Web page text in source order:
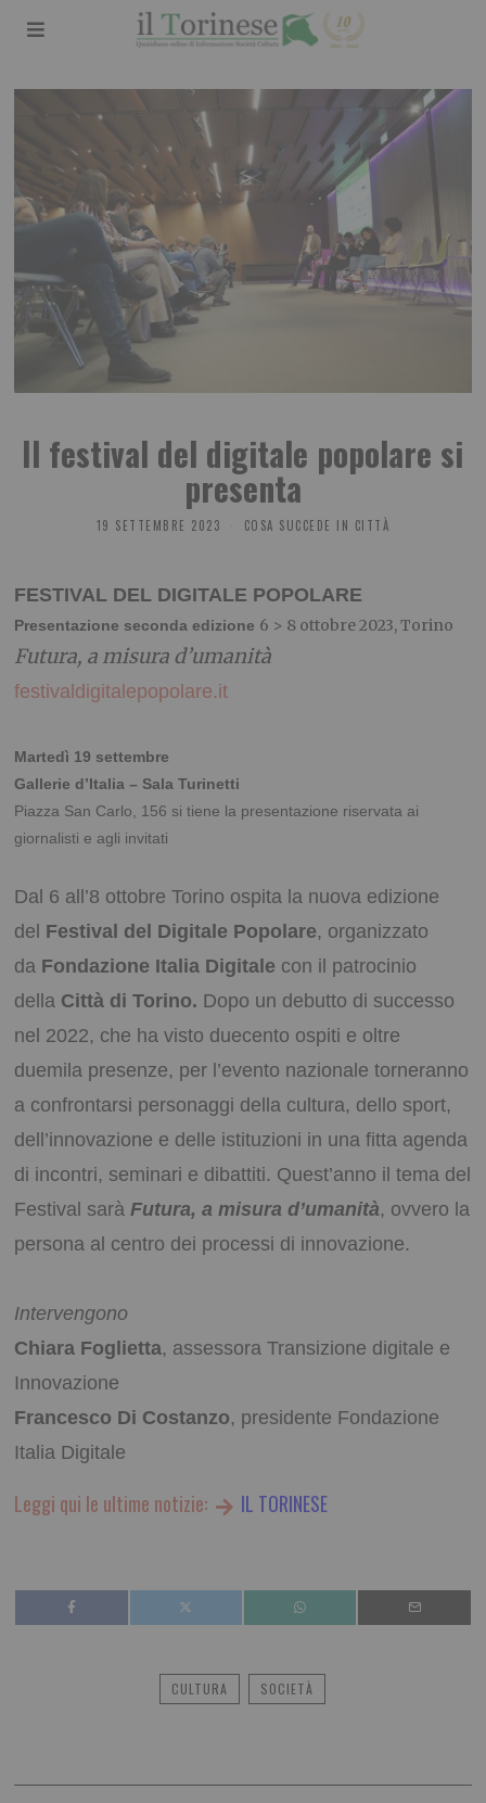
Il festival del digitale popolare si
presenta
19 SETTEMBRE 2023 COSA SUCCEDE IN CITTÀ
FESTIVAL DEL DIGITALE POPOLARE
Presentazione seconda edizione 6 > 8 ottobre 2023, Torino
Futura, a misura d’umanità
festivaldigitalepopolare.it
Martedì 19 settembre
Gallerie d’Italia – Sala Turinetti
Piazza San Carlo, 156 si tiene la presentazione riservata ai
giornalisti e agli invitati
Dal 6 all’8 ottobre Torino ospita la nuova edizione
del Festival del Digitale Popolare, organizzato
da Fondazione Italia Digitale con il patrocinio
della Città di Torino. Dopo un debutto di successo
nel 2022, che ha visto duecento ospiti e oltre
duemila presenze, per l’evento nazionale torneranno
a confrontarsi personaggi della cultura, dello sport,
dell’innovazione e delle istituzioni in una fitta agenda
di incontri, seminari e dibattiti. Quest’anno il tema del
Festival sarà Futura, a misura d’umanità, ovvero la
persona al centro dei processi di innovazione.
Intervengono
Chiara Foglietta, assessora Transizione digitale e
Innovazione
Francesco Di Costanzo, presidente Fondazione
Italia Digitale
Leggi qui le ultime notizie: IL TORINESE
CULTURA SOCIETÀ